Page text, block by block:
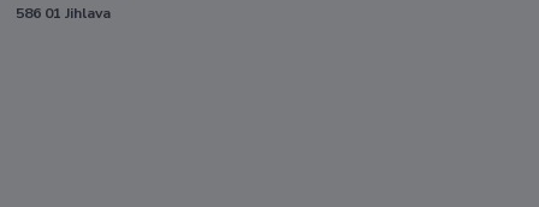
586 01 Jihlava